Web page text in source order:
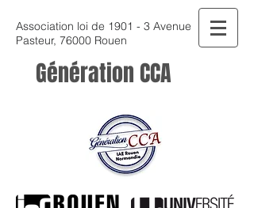
Association loi de 1901 - 3 Avenue
Pasteur, 76000 Rouen
Génération CCA